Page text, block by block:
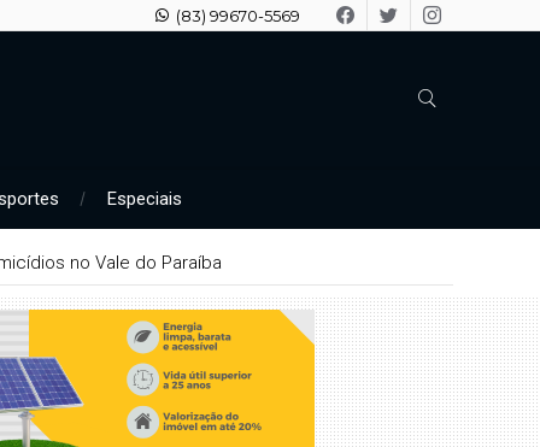
(83) 99670-5569
Especiais
no Vale do Paraíba